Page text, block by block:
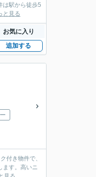
は駅から徒歩5
と見る
お気に入り
追加する
付き物件で、
ます。高いニ